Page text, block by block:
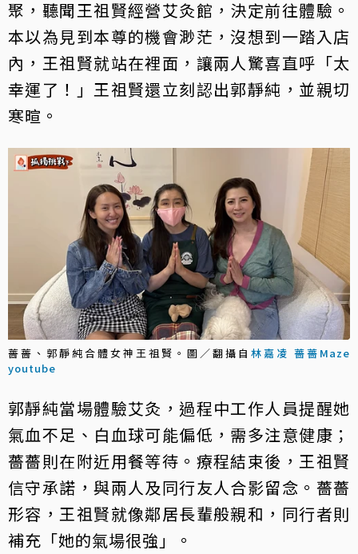
聚，聽聞王祖賢經營艾灸館，決定前往體驗。
本以為見到本尊的機會渺茫，沒想到一踏入店
內，王祖賢就站在裡面，讓兩人驚喜直呼「太
幸運了！」王祖賢還立刻認出郭靜純，並親切
寒暄。
薔薔、郭靜純合體女神王祖賢。圖／翻攝自 林嘉凌 薔薔Maze
youtube
郭靜純當場體驗艾灸，過程中工作人員提醒她
氣血不足、白血球可能偏低，需多注意健康；
薔薔則在附近用餐等待。療程結束後，王祖賢
信守承諾，與兩人及同行友人合影留念。薔薔
形容，王祖賢就像鄰居長輩般親和，同行者則
補充「她的氣場很強」。